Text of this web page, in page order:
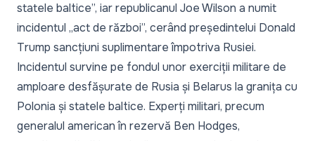
statele baltice”, iar republicanul Joe Wilson a numit
incidentul „act de război”, cerând președintelui Donald
Trump sancțiuni suplimentare împotriva Rusiei.
Incidentul survine pe fondul unor exerciții militare de
amploare desfășurate de Rusia și Belarus la granița cu
Polonia și statele baltice. Experți militari, precum
generalul american în rezervă Ben Hodges,